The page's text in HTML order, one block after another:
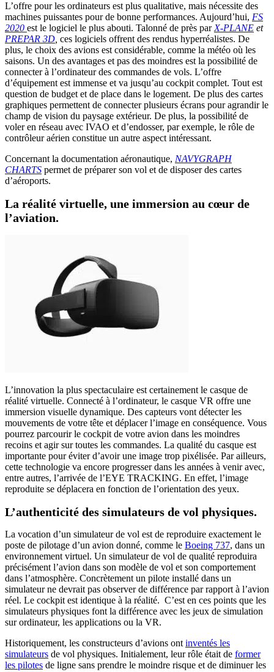
L’offre pour les ordinateurs est plus qualitative, mais nécessite des
machines puissantes pour de bonne performances. Aujourd’hui, FS
2020 est le logiciel le plus abouti. Talonné de près par X-PLANE et
PREPAR 3D ces logiciels offrent des rendus hyperréalistes. De
plus, le choix des avions est considérable, comme la météo où les
saisons. Un des avantages et pas des moindres est la possibilité de
connecter à l’ordinateur des commandes de vols. L’offre
d’équipement est immense et va jusqu’au cockpit complet. Tout est
question de budget et de place dans le logement. De plus des cartes
graphiques permettent de connecter plusieurs écrans pour agrandir le
champ de vision du paysage extérieur. De plus, la possibilité de
voler en réseau avec IVAO et d’endosser, par exemple, le rôle de
contrôleur aérien constitue un autre aspect intéressant.
Concernant la documentation aéronautique, NAVYGRAPH
CHARTS permet de préparer son vol et de disposer des cartes
d’aéroports.
La réalité virtuelle, une immersion au cœur de
l’aviation.
L’innovation la plus spectaculaire est certainement le casque de
réalité virtuelle. Connecté à l’ordinateur, le casque VR offre une
immersion visuelle dynamique. Des capteurs vont détecter les
mouvements de votre tête et déplacer l’image en conséquence. Vous
pourrez parcourir le cockpit de votre avion dans les moindres
recoins et agir sur toutes les commandes. La qualité du casque est
importante pour éviter d’avoir une image trop pixélisée. Par ailleurs,
cette technologie va encore progresser dans les années à venir avec,
entre autres, l’arrivée de l’EYE TRACKING. En effet, l’image
reproduite se déplacera en fonction de l’orientation des yeux.
L’authenticité des simulateurs de vol physiques.
La vocation d’un simulateur de vol est de reproduire exactement le
poste de pilotage d’un avion donné, comme le Boeing 737, dans un
environnement virtuel. Un simulateur de vol de qualité reproduira
précisément l’avion dans son modèle de vol et son comportement
dans l’atmosphère. Concrètement un pilote installé dans un
simulateur ne devrait pas observer de différence par rapport à l’avion
réel. Le cockpit est identique à la réalité. C’est en ces points que les
simulateurs physiques font la différence avec les jeux de simulation
sur ordinateur, les applications ou la VR.
Historiquement, les constructeurs d’avions ontinventés les
simulateurs de vol physiques. Initialement, leur rôle était de former
les pilotes de ligne sans prendre le moindre risque et de diminuer les